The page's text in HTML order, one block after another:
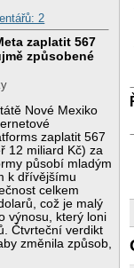
2
zaplatit 567
způsobené
Nové Mexiko
zaplatit 567
12 miliard Kč) za
působí mladým
k dřívějšímu
celkem
což je malý
výnosu, který loni
Čtvrteční verdikt
změnila způsob,